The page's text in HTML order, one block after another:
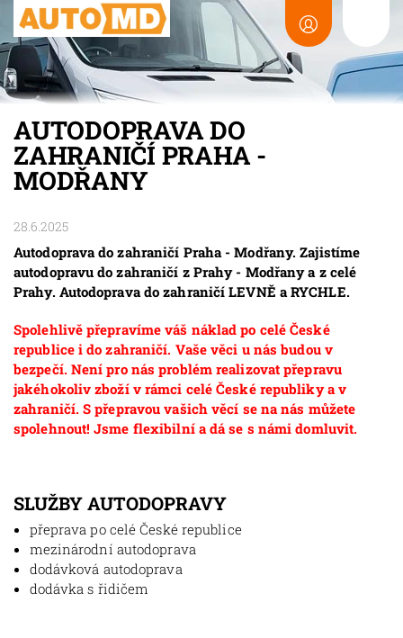
AUTODOPRAVA DO
ZAHRANIČÍ PRAHA -
MODŘANY
28.6.2025
Autodoprava do zahraničí Praha - Modřany. Zajistíme
autodopravu do zahraničí z Prahy - Modřany a z celé
Prahy. Autodoprava do zahraničí LEVNĚ a RYCHLE.
Spolehlivě přepravíme váš náklad po celé České
republice i do zahraničí. Vaše věci u nás budou v
bezpečí. Není pro nás problém realizovat přepravu
jakéhokoliv zboží v rámci celé České republiky a v
zahraničí. S přepravou vašich věcí se na nás můžete
spolehnout! Jsme flexibilní a dá se s námi domluvit.
SLUŽBY AUTODOPRAVY
přeprava po celé České republice
mezinárodní autodoprava
dodávková autodoprava
dodávka s řidičem